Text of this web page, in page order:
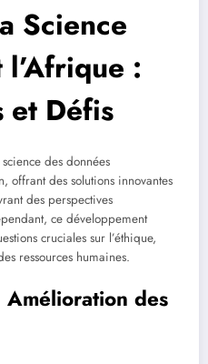
Science
:
et Défis
des données
offrant des solutions innovantes
des perspectives
ce développement
cruciales sur l’éthique,
ressources humaines.
des